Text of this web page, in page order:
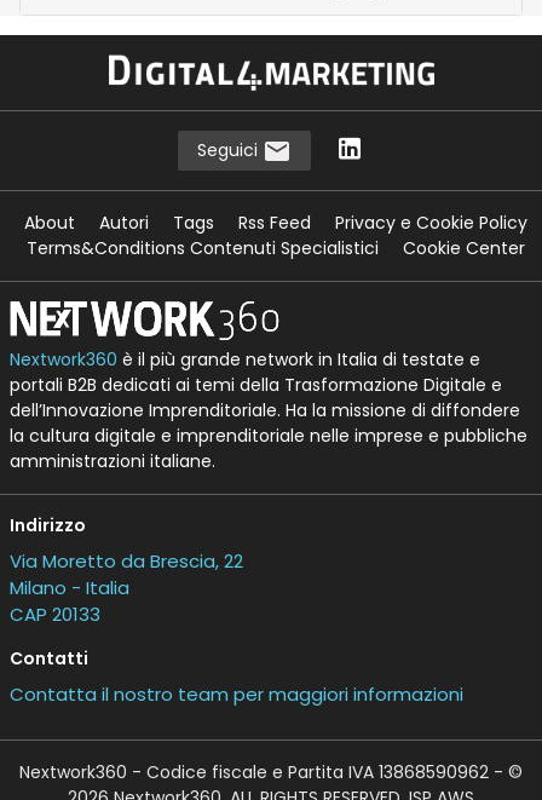
Seguici
About Autori Tags Rss Feed
Privacy e Cookie Policy
Terms&Conditions Contenuti Specialistici
Cookie Center
Nextwork360 è il più grande network in Italia di testate e
portali B2B dedicati ai temi della Trasformazione Digitale e
dell’Innovazione Imprenditoriale. Ha la missione di diffondere
la cultura digitale e imprenditoriale nelle imprese e pubbliche
amministrazioni italiane.
Indirizzo
Via Moretto da Brescia, 22
Milano - Italia
CAP 20133
Contatti
Contatta il nostro team per maggiori informazioni
Nextwork360 - Codice fiscale e Partita IVA 13868590962 - ©